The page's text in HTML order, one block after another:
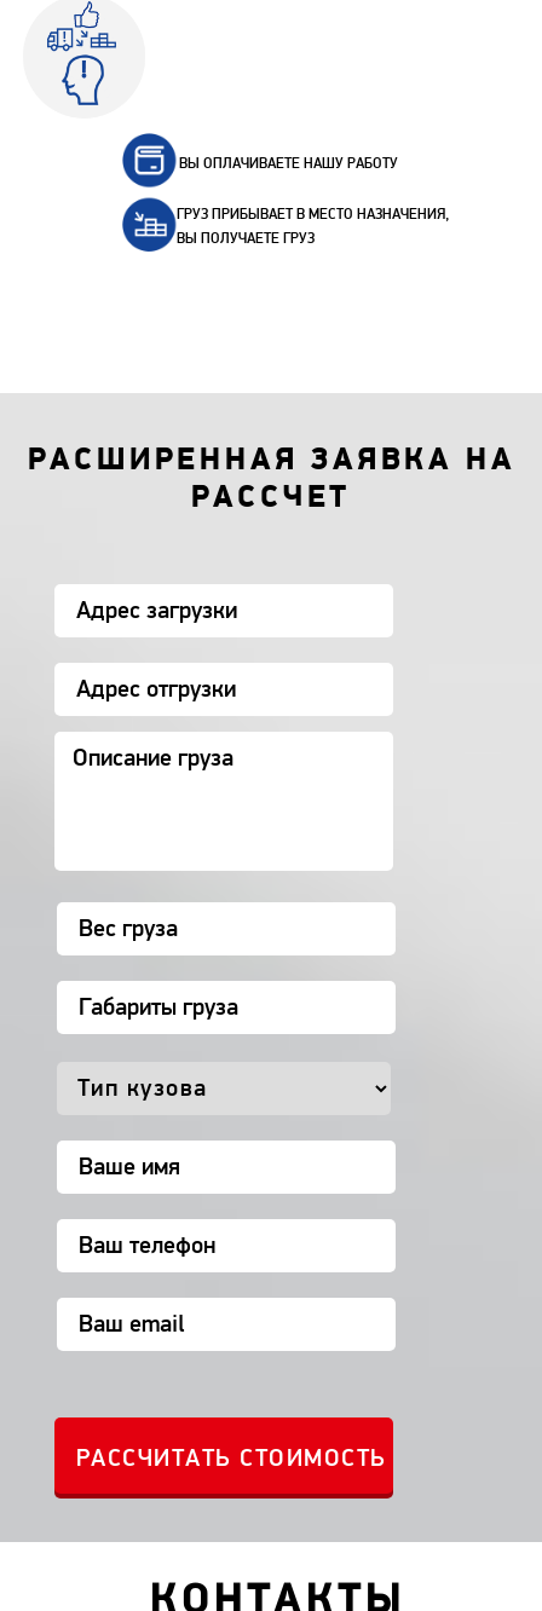
ВЫ ОПЛАЧИВАЕТЕ НАШУ РАБОТУ
ГРУЗ ПРИБЫВАЕТ В МЕСТО НАЗНАЧЕНИЯ,
ВЫ ПОЛУЧАЕТЕ ГРУЗ
РАСШИРЕННАЯ ЗАЯВКА НА
РАССЧЕТ
КОНТАКТЫ